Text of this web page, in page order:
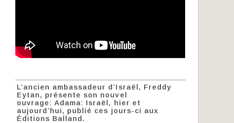
L’ancien ambassadeur d’Israël, Freddy
Eytan, présente son nouvel
ouvrage: Adama: Israël, hier et
aujourd’hui, publié ces jours-ci aux
Éditions Balland.